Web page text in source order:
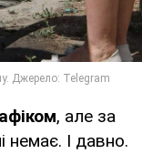
, але за
немає. І давно.